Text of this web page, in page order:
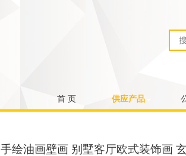
首 页 供应产品
手绘油画壁画 别墅客厅欧式装饰画